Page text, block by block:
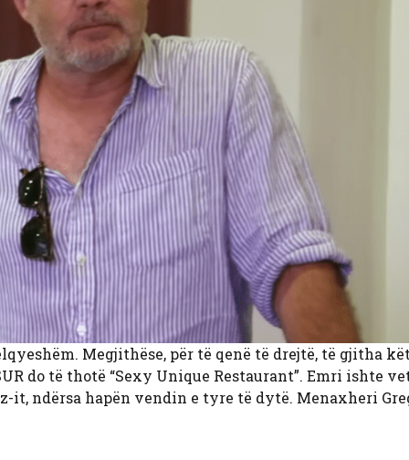
Megjithëse, për të qenë të drejtë, të gjitha
do të thotë “Sexy Unique Restaurant”. Emri ishte
it, ndërsa hapën vendin e tyre të dytë. Menaxheri